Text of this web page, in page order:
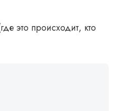
это происходит, кто